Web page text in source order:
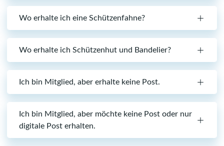
Wo erhalte ich eine Schützenfahne?
Wo erhalte ich Schützenhut und Bandelier?
Ich bin Mitglied, aber erhalte keine Post.
Ich bin Mitglied, aber möchte keine Post oder nur
digitale Post erhalten.